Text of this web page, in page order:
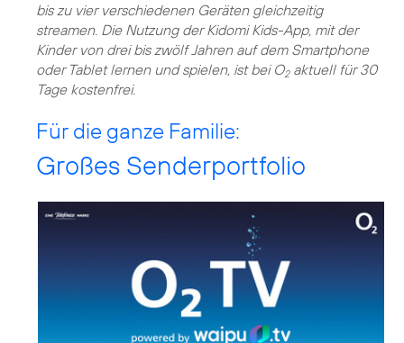
bis zu vier verschiedenen Geräten gleichzeitig
streamen. Die Nutzung der Kidomi Kids-App, mit der
Kinder von drei bis zwölf Jahren auf dem Smartphone
oder Tablet lernen und spielen, ist bei O2aktuell für 30
Tage kostenfrei.
Für die ganze Familie:
Großes Senderportfolio